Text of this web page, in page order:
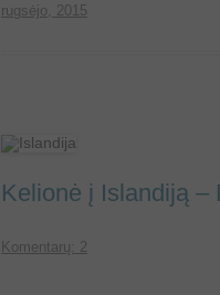
rugsėjo, 2015
Kelionė į Islandiją –
Komentarų: 2